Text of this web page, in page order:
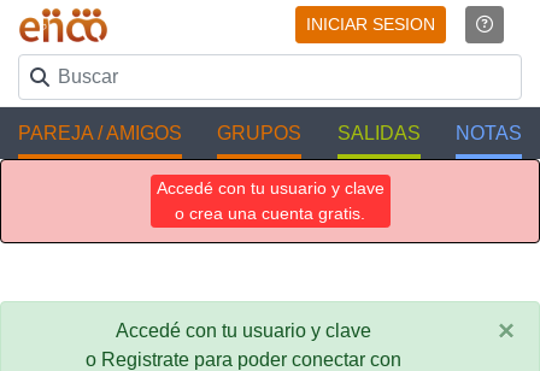
INICIAR SESION
PAREJA / AMIGOS GRUPOS SALIDAS NOTAS
Accedé con tu usuario y clave
o crea una cuenta gratis.
Accedé con tu usuario y clave
o Registrate para poder conectar con
×